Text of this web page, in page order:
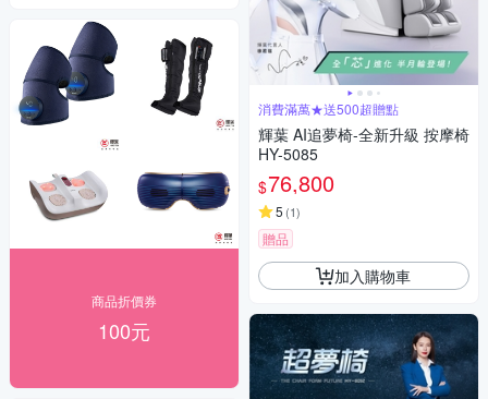
商品折價券
100元
消費滿萬★送500超贈點
輝葉 AI追夢椅-全新升級 按摩椅
HY-5085
$76,800
5 (1)
贈品
加入購物車